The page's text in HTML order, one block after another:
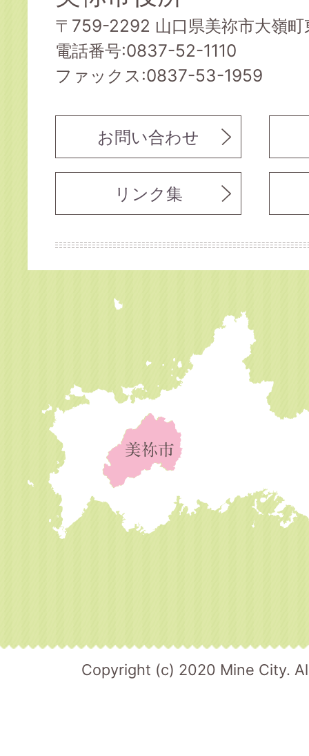
〒759-2292 山口県美祢市大嶺
電話番号:0837-52-1110
ファックス:0837-53-1959
お問い合わせ
リンク集
Copyright (c) 2020 Mine City.